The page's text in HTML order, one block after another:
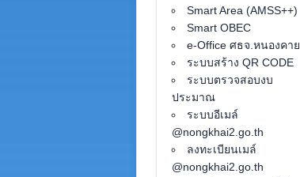
Smart Area (AMSS++)
Smart OBEC
e-Office ศธจ.หนองคาย
ระบบสร้าง QR CODE
ระบบตรวจสอบงบ
ประมาณ
ระบบอีเมล์
@nongkhai2.go.th
ลงทะเบียนเมล์
@nongkhai2.go.th